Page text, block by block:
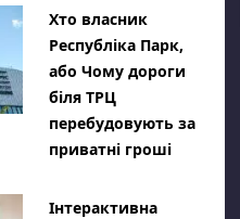
Хто власник
Республіка Парк,
або Чому дороги
біля ТРЦ
перебудовують за
приватні гроші
Інтерактивна